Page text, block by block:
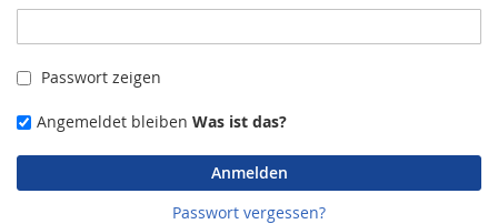
Passwort zeigen
Angemeldet bleiben Was ist das?
Anmelden
Passwort vergessen?